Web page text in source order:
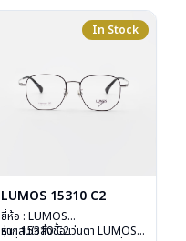
In Stock
LUMOS 15310 C2
ยี่ห้อ : LUMOS
รุ่น : 15310 C2
หากสนใจสั่งชื้อแว่นตา LUMOS